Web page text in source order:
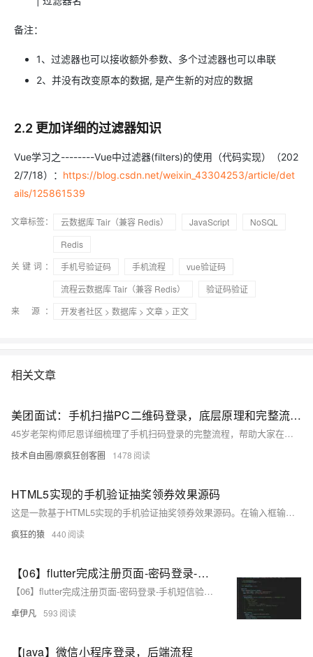
备注：
1、过滤器也可以接收额外参数、多个过滤器也可以串联
2、并没有改变原本的数据, 是产生新的对应的数据
2.2 更加详细的过滤器知识
Vue学习之--------Vue中过滤器(filters)的使用（代码实现）（202
2/7/18）： https://blog.csdn.net/weixin_43304253/article/det
ails/125861539
文章标签： 云数据库 Tair（兼容 Redis） JavaScript
NoSQL
Redis
关键词：
手机号验证码 手机流程
vue验证码
流程云数据库 Tair（兼容 Redis）
验证码验证
来 源：
开发者社区 > 数据库 > 文章 > 正文
相关文章
美团面试：手机扫描PC二维码登录，底层原理和完整流程是什么？
45岁老架构师尼恩详细梳理了手机扫码登录的完整流程，帮助大家在面试中脱颖而出。该过程分为三个阶段：待扫描阶段、已扫描待确认阶段和已确认阶段。更多技术圣经系列PDF及详细内容，请关注【技术自由圈】获取。
技术自由圈/原疯狂创客圈 1478
HTML5实现的手机验证抽奖领券效果源码
这是一款基于HTML5实现的手机验证抽奖领券效果源码。在输入框输入手机号码即可点击下方的按钮来进行抽奖游戏，中奖后还会弹出提示信息，是一款比较经典的抽奖游戏源码
疯狂的猿 440
【06】flutter完成注册页面-密码登录-手机短信验证-找回密码相关页面-并且实现静态跳转打包demo做演示-开发完整的社交APP-前端客户端开发+数据联调|以优雅草商业项目为例做开发-flutter开发-全流程-商业应用级实战开发-优雅草央千澈
【06】flutter完成注册页面-密码登录-手机短信验证-找回密码相关页面-并且实现静态跳转打包demo做演示-开发完整的社交APP-前端客户端开发+数据联调|以优雅草商业项目为例做开发-flutter开发-全流程-商业应用级实战开发-优雅草央千澈
卓伊凡 593
【java】微信小程序登录，后端流程